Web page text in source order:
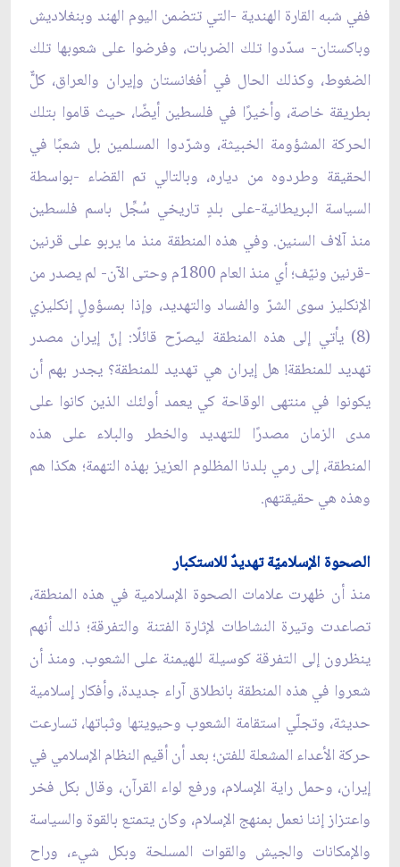
ففي شبه القارة الهندية -التي تتضمن اليوم الهند وبنغلاديش
وباكستان- سدّدوا تلك الضربات، وفرضوا على شعوبها تلك
الضغوط، وكذلك الحال في أفغانستان وإيران والعراق، كلٌّ
بطريقة خاصة، وأخيرًا في فلسطين أيضًا، حيث قاموا بتلك
الحركة المشؤومة الخبيثة، وشرّدوا المسلمين بل شعبًا في
الحقيقة وطردوه من دياره، وبالتالي تم القضاء -بواسطة
السياسة البريطانية-على بلدٍ تاريخي سُجِّل باسم فلسطين
منذ آلاف السنين. وفي هذه المنطقة منذ ما يربو على قرنين
-قرنين ونيّف؛ أي منذ العام 1800م وحتى الآن- لم يصدر من
الإنكليز سوى الشرّ والفساد والتهديد، وإذا بمسؤولٍ إنكليزي
(8) يأتي إلى هذه المنطقة ليصرّح قائلًا: إنّ إيران مصدر
تهديد للمنطقة! هل إيران هي تهديد للمنطقة؟ يجدر بهم أن
يكونوا في منتهى الوقاحة كي يعمد أولئك الذين كانوا على
مدى الزمان مصدرًا للتهديد والخطر والبلاء على هذه
المنطقة، إلى رمي بلدنا المظلوم العزيز بهذه التهمة؛ هكذا هم
وهذه هي حقيقتهم.
الصحوة الإسلاميّة تهديدٌ للاستكبار
منذ أن ظهرت علامات الصحوة الإسلامية في هذه المنطقة،
تصاعدت وتيرة النشاطات لإثارة الفتنة والتفرقة؛ ذلك أنهم
ينظرون إلى التفرقة كوسيلة للهيمنة على الشعوب. ومنذ أن
شعروا في هذه المنطقة بانطلاق آراء جديدة، وأفكار إسلامية
حديثة، وتجلّي استقامة الشعوب وحيويتها وثباتها، تسارعت
حركة الأعداء المشعلة للفتن؛ بعد أن أقيم النظام الإسلامي في
إيران، وحمل راية الإسلام، ورفع لواء القرآن، وقال بكل فخر
واعتزاز إننا نعمل بمنهج الإسلام، وكان يتمتع بالقوة والسياسة
والإمكانات والجيش والقوات المسلحة وبكل شيء، وراح